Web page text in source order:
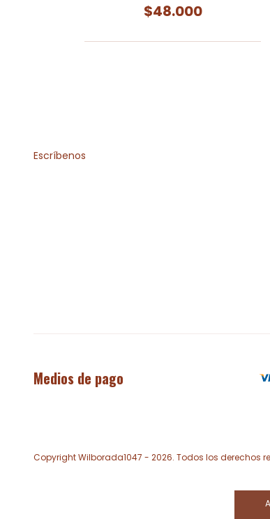
$48.000
Escríbenos
Medios de pago
Copyright Wilborada1047 - 2026. Todos los derechos